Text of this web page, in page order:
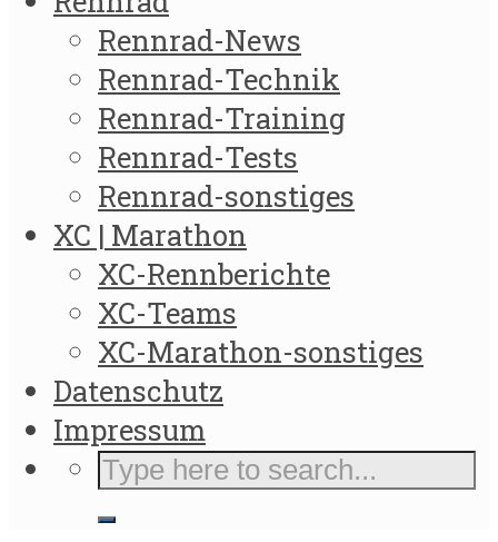
Rennrad-News
Rennrad-Technik
Rennrad-Training
Rennrad-Tests
Rennrad-sonstiges
XC | Marathon
XC-Rennberichte
XC-Teams
XC-Marathon-sonstiges
Datenschutz
Impressum